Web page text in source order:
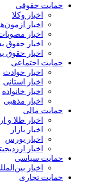
حمایت حقوقی
اخبار وکلا
اخبار
اخبار
اخبار حقوق
اخبار حقوق
حمایت اجتماعی
اخبار حوادث
اخبار استانی
اخبار خانواده
اخبار مذهبی
حمایت مالی
اخبار طلا و
اخبار بازار
اخبار بورس
اخبار
حمایت سیاسی
اخبار
حمایت تجاری